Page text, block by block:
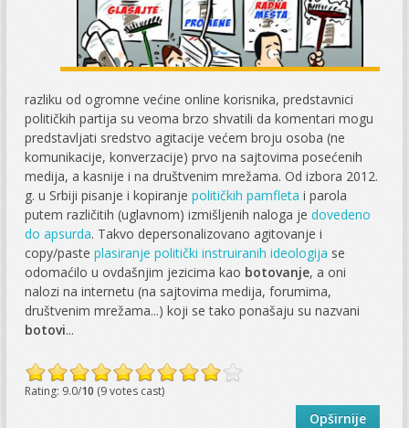
razliku od ogromne većine online korisnika, predstavnici
političkih partija su veoma brzo shvatili da komentari mogu
predstavljati sredstvo agitacije većem broju osoba (ne
komunikacije, konverzacije) prvo na sajtovima posećenih
medija, a kasnije i na društvenim mrežama. Od izbora 2012.
g. u Srbiji pisanje i kopiranjepolitičkih pamfleta i parola
putem različitih (uglavnom) izmišljenih naloga je dovedeno
do apsurda. Takvo depersonalizovano agitovanje i
copy/pasteplasiranje politički instruiranih ideologija se
odomaćilo u ovdašnjim jezicima kao botovanje, a oni
nalozi na internetu (na sajtovima medija, forumima,
društvenim mrežama...) koji se tako ponašaju su nazvani
botovi...
Rating: 9.0/10 (9 votes cast)
Opširnije